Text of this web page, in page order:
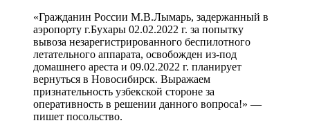
«Гражданин России М.В.Лымарь, задержанный в
аэропорту г.Бухары 02.02.2022 г. за попытку
вывоза незарегистрированного беспилотного
летательного аппарата, освобожден из-под
домашнего ареста и 09.02.2022 г. планирует
вернуться в Новосибирск. Выражаем
признательность узбекской стороне за
оперативность в решении данного вопроса!» —
пишет посольство.